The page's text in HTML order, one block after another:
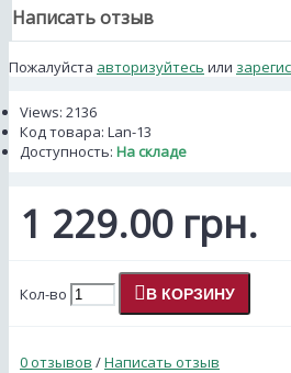
Написать отзыв
Пожалуйста авторизуйтесь или
Views: 2136
Код товара: Lan-13
Доступность: На складе
1 229.00 грн.
Кол-во В КОРЗИНУ
0 отзывов /Написать отзыв